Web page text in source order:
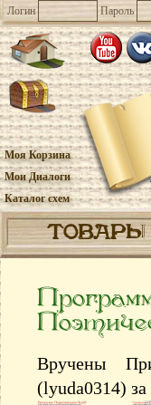
Логин Пароль
Моя Корзина
Мои Диалоги
Каталог схем
ТОВАРЫ
Вручены
(lyuda0314)